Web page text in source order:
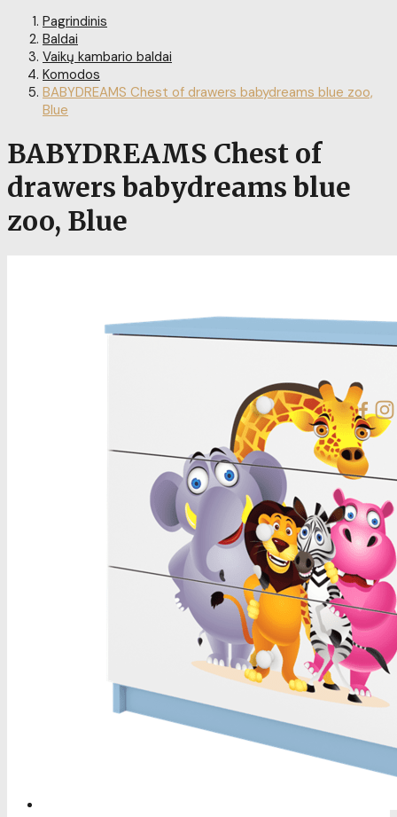
Pagrindinis
Baldai
Vaikų kambario baldai
Komodos
BABYDREAMS Chest of drawers babydreams blue zoo,
Blue
BABYDREAMS Chest of
drawers babydreams blue
zoo, Blue